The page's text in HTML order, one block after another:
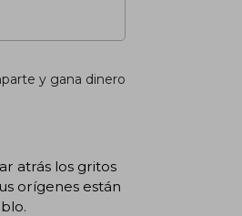
y gana dinero
atrás los gritos
orígenes están